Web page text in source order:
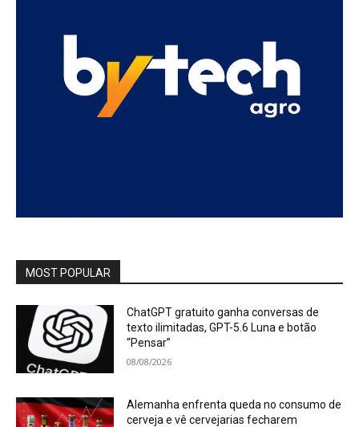
MOST POPULAR
ChatGPT gratuito ganha conversas de
texto ilimitadas, GPT-5.6 Luna e botão
“Pensar”
08/08/2026
Alemanha enfrenta queda no consumo de
cerveja e vê cervejarias fecharem